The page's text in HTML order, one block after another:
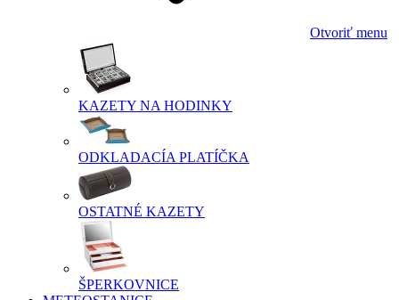
Otvoriť menu
KAZETY NA HODINKY
ODKLADACÍA PLATÍČKA
OSTATNÉ KAZETY
ŠPERKOVNICE